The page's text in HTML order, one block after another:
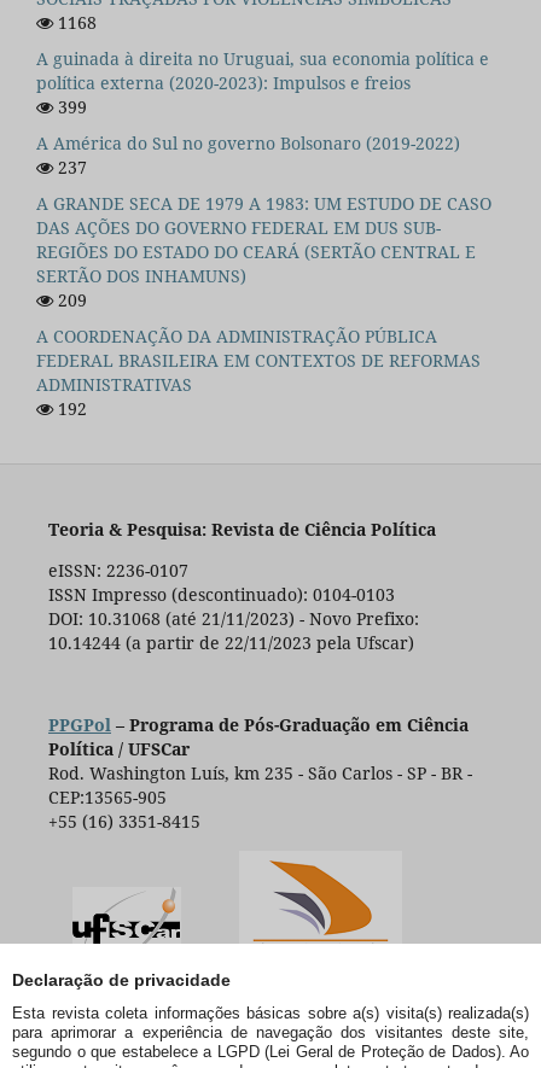
Declaração de privacidade
Esta revista coleta informações básicas sobre a(s) visita(s) realizada(s)
para aprimorar a experiência de navegação dos visitantes deste site,
segundo o que estabelece a LGPD (Lei Geral de Proteção de Dados). Ao
1168
A guinada à direita no Uruguai, sua economia política e
política externa (2020-2023): Impulsos e freios
399
A América do Sul no governo Bolsonaro (2019-2022)
237
A GRANDE SECA DE 1979 A 1983: UM ESTUDO DE CASO
DAS AÇÕES DO GOVERNO FEDERAL EM DUS SUB-
REGIÕES DO ESTADO DO CEARÁ (SERTÃO CENTRAL E
SERTÃO DOS INHAMUNS)
209
A COORDENAÇÃO DA ADMINISTRAÇÃO PÚBLICA
FEDERAL BRASILEIRA EM CONTEXTOS DE REFORMAS
ADMINISTRATIVAS
192
Teoria & Pesquisa: Revista de Ciência Política
eISSN: 2236-0107
ISSN Impresso (descontinuado): 0104-0103
DOI: 10.31068 (até 21/11/2023) - Novo Prefixo:
10.14244 (a partir de 22/11/2023 pela Ufscar)
PPGPol– Programa de Pós-Graduação em Ciência
Política / UFSCar
Rod. Washington Luís, km 235 - São Carlos - SP - BR -
CEP:13565-905
+55 (16) 3351-8415